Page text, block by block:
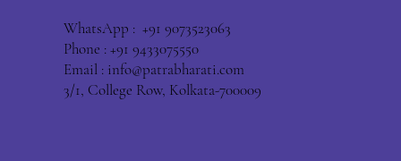
WhatsApp : +91 9073523063
Phone : +91 9433075550
Email : info@patrabharati.com
3/1, College Row, Kolkata-700009